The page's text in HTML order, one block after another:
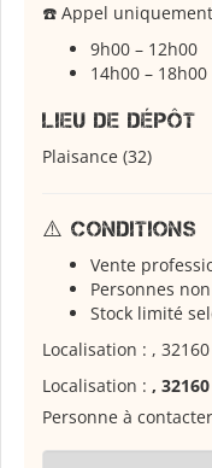
☎️ Appel
9h00 – 12h00
14h00 – 18h00
Lieu de dépôt
Plaisance (32)
⚠️ Conditions
Vente
Personnes
Stock limité
Localisation : ,
Localisation : ,
Personne à